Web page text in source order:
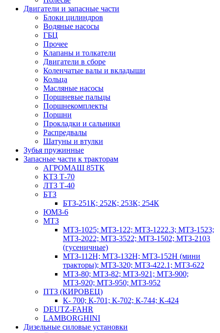
Двигатели и запасные части
Блоки цилиндров
Водяные насосы
ГБЦ
Прочее
Клапаны и толкатели
Двигатели в сборе
Коленчатые валы и вкладыши
Кольца
Масляные насосы
Поршневые пальцы
Поршнекомплекты
Поршни
Прокладки и сальники
Распредвалы
Шатуны и втулки
Зубья пружинные
Запасные части к тракторам
АГРОМАШ 85ТК
КТЗ Т-70
ЛТЗ Т-40
БТЗ
БТЗ-251К; 252К; 253К; 254К
ЮМЗ-6
МТЗ
МТЗ-1025; МТЗ-122; МТЗ-1222.3; МТЗ-1523;
МТЗ-2022; МТЗ-3522; МТЗ-1502; МТЗ-2103
(гусеничные)
МТЗ-112Н; МТЗ-132Н; МТЗ-152Н (мини
тракторы); МТЗ-320; МТЗ-422.1; МТЗ-622
МТЗ-80; МТЗ-82; МТЗ-921; МТЗ-900;
МТЗ-920; МТЗ-950; МТЗ-952
ПТЗ (КИРОВЕЦ)
К- 700; К-701; К-702; К-744; К-424
DEUTZ-FAHR
LAMBORGHINI
Дизельные силовые установки